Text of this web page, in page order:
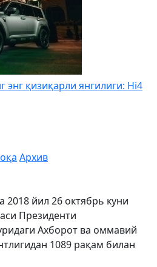
энг қизиқарли янгилиги: Hi4
Архив
2018 йил 26 октябрь куни
Президенти
Ахборот ва оммавий
1089 рақам билан